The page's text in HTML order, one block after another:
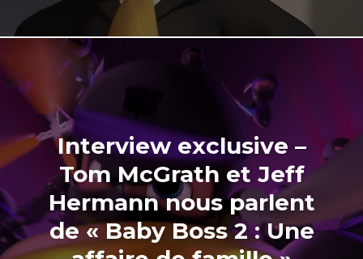
Interview exclusive –
Tom McGrath et Jeff
Hermann nous parlent
de « Baby Boss 2 : Une